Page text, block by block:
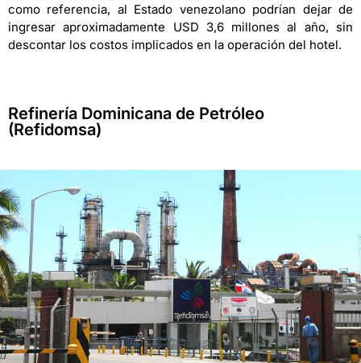
como referencia, al Estado venezolano podrían dejar de
ingresar aproximadamente USD 3,6 millones al año, sin
descontar los costos implicados en la operación del hotel.
Refinería Dominicana de Petróleo
(Refidomsa)